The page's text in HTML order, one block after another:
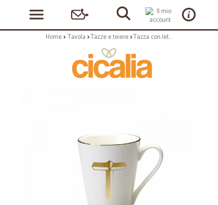
Home Tavola Tazze e teiere Tazza con lettera t - serie lettering